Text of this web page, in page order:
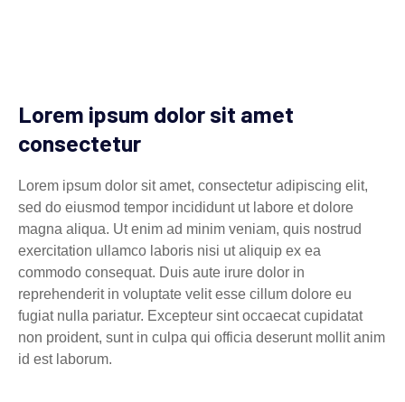
Lorem ipsum dolor sit amet
consectetur
Lorem ipsum dolor sit amet, consectetur adipiscing elit,
sed do eiusmod tempor incididunt ut labore et dolore
magna aliqua. Ut enim ad minim veniam, quis nostrud
exercitation ullamco laboris nisi ut aliquip ex ea
commodo consequat. Duis aute irure dolor in
reprehenderit in voluptate velit esse cillum dolore eu
fugiat nulla pariatur. Excepteur sint occaecat cupidatat
non proident, sunt in culpa qui officia deserunt mollit anim
id est laborum.